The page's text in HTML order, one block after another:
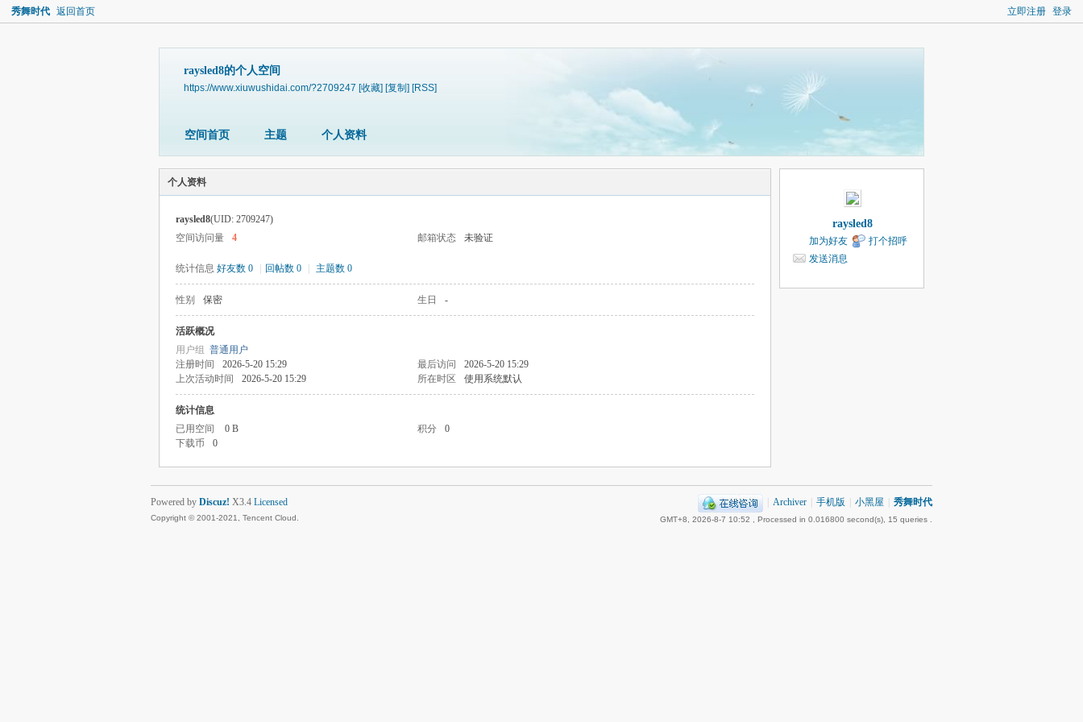
立即注册 登录
秀舞时代 返回首页
raysled8的个人空间
https://www.xiuwushidai.com/?2709247 [收藏] [复制] [RSS]
空间首页 主题 个人资料
个人资料
raysled8(UID: 2709247)
空间访问量
4 邮箱状态 未验证
统计信息 好友数 0 回帖数 0 主题数 0
性别 保密 生日 -
活跃概况
用户组 普通用户
注册时间
2026-5-20 15:29 最后访问
2026-5-20 15:29
上次活动时间
2026-5-20 15:29 所在时区 使用系统默认
统计信息
已用空间
0 B 积分
0
下载币
0
raysled8
加为好友
打个招呼
发送消息
Archiver 手机版 小黑屋 秀舞时代
GMT+8, 2026-8-7 10:52 , Processed in 0.016800 second(s), 15 queries .
Powered by Discuz! X3.4 Licensed
Copyright © 2001-2021, Tencent Cloud.